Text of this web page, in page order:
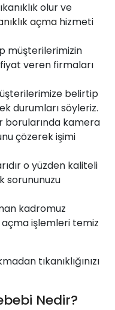
olur ve
açma hizmeti
müşterilerimizin
veren firmaları
belirtip
durumları söyleriz.
borularında kamera
çözerek işimi
o yüzden kaliteli
sorununuzu
kadromuz
açma işlemleri temiz
tıkanıklığınızı
Nedir?